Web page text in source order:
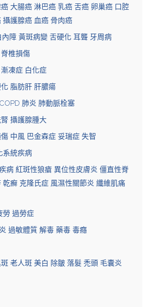
大腸癌 淋巴癌 乳癌 舌癌 卵巢癌 口腔
攝護腺癌 血癌 骨肉癌
內障 黃斑病變 舌硬化 耳聾 牙周病
椎損傷
凍症 白化症
脂肪肝 肝膿瘍
肺炎 肺動脈栓塞
攝護腺腫大
中風 巴金森症 妥瑞症 失智
系統疾病
病 紅斑性狼瘡 異位性皮膚炎 僵直性脊
乾癬 克隆氏症 風濕性關節炎 纖維肌痛
勞 過勞症
過敏體質 解毒 藥毒 毒癮
老人斑 美白 除皺 落髮 禿頭 毛囊炎